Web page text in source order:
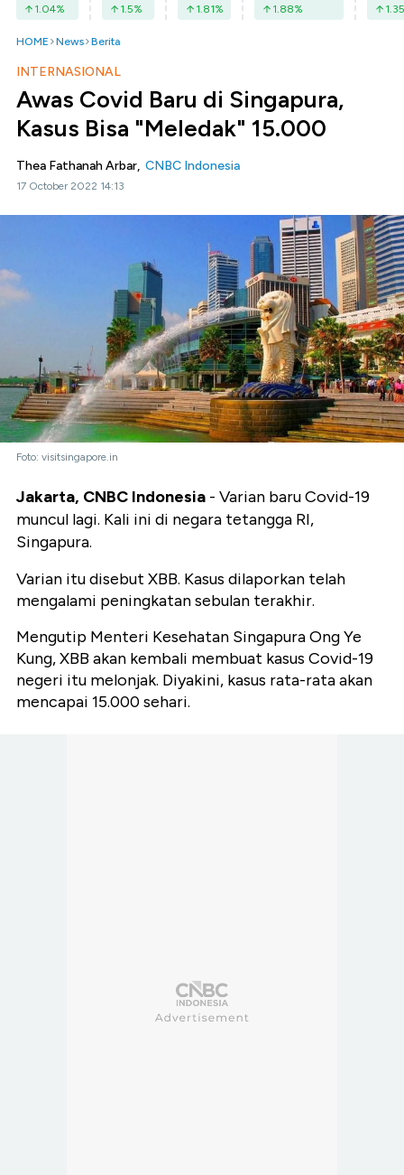
1.04% 1.5% 1.81% 1.88% 1.35
HOME News Berita
INTERNASIONAL
Awas Covid Baru di Singapura,
Kasus Bisa "Meledak" 15.000
Thea Fathanah Arbar, CNBC Indonesia
17 October 2022 14:13
Foto: visitsingapore.in
Jakarta, CNBC Indonesia - Varian baru Covid-19
muncul lagi. Kali ini di negara tetangga RI,
Singapura.
Varian itu disebut XBB. Kasus dilaporkan telah
mengalami peningkatan sebulan terakhir.
Mengutip Menteri Kesehatan Singapura Ong Ye
Kung, XBB akan kembali membuat kasus Covid-19
negeri itu melonjak. Diyakini, kasus rata-rata akan
mencapai 15.000 sehari.